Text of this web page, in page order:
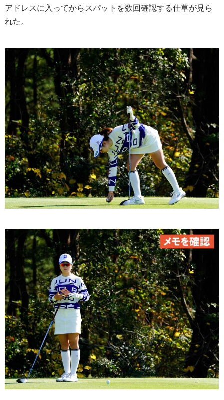
アドレスに入ってからスパットを数回確認する仕草が見ら
れた。